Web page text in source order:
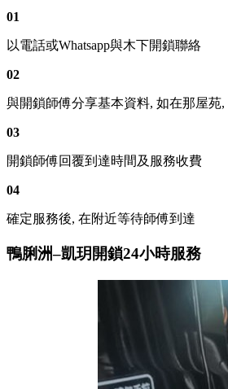
01
以電話或Whatsapp與木下開鎖聯絡
02
與開鎖師傅分享基本資料, 如在那屋苑
03
開鎖師傅回覆到達時間及服務收費
04
確定服務後, 在附近等待師傅到達
鴨脷洲–凱玥開鎖24小時服務